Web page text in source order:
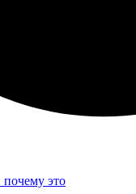
почему это